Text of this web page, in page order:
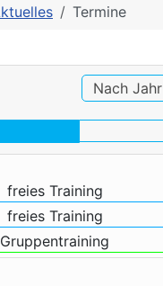
Termine
Nach Jahr
freies Training
freies Training